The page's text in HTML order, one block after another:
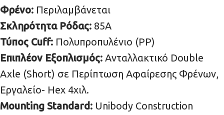
Φρένο: Περιλαμβάνεται
Σκληρότητα Ρόδας: 85Α
Τύπος Cuff: Πολυπροπυλένιο (PP)
Επιπλέον Εξοπλισμός: Ανταλλακτικό Double
Axle (Short) σε Περίπτωση Αφαίρεσης Φρένων,
Εργαλείο- Hex 4χιλ.
Mounting Standard: Unibody Construction